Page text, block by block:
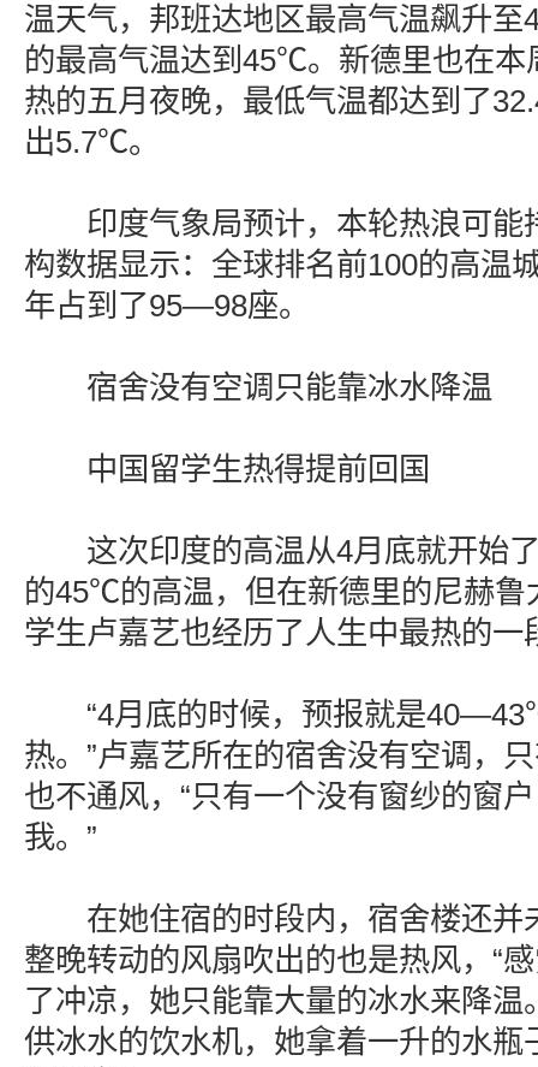
温天气，邦班达地区最高气温飙升
的最高气温达到45℃。新德里也在本
热的五月夜晚，最低气温都达到了
出5.7℃。
印度气象局预计，本轮热浪可能
构数据显示：全球排名前100的高温
年占到了95—98座。
宿舍没有空调只能靠冰水降温
中国留学生热得提前回国
这次印度的高温从4月底就开始了
的45℃的高温，但在新德里的尼赫鲁
学生卢嘉艺也经历了人生中最热的一
“4月底的时候，预报就是
热。”卢嘉艺所在的宿舍没有空调，
也不通风，“只有一个没有窗纱的窗
我。”
在她住宿的时段内，宿舍楼还并
整晚转动的风扇吹出的也是热风，“
了冲凉，她只能靠大量的冰水来降温
供冰水的饮水机，她拿着一升的水瓶